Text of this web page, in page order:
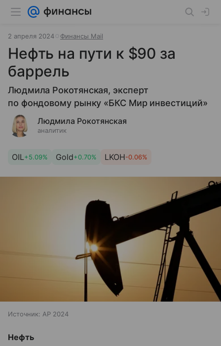
2 апреля 2024 Финансы Mail
Нефть на пути к $90 за
баррель
Людмила Рокотянская, эксперт
по фондовому рынку «БКС Мир инвестиций»
Людмила Рокотянская
аналитик
OIL+5.09% Gold+0.70% LKOH-0.06%
Источник: AP 2024
Нефть